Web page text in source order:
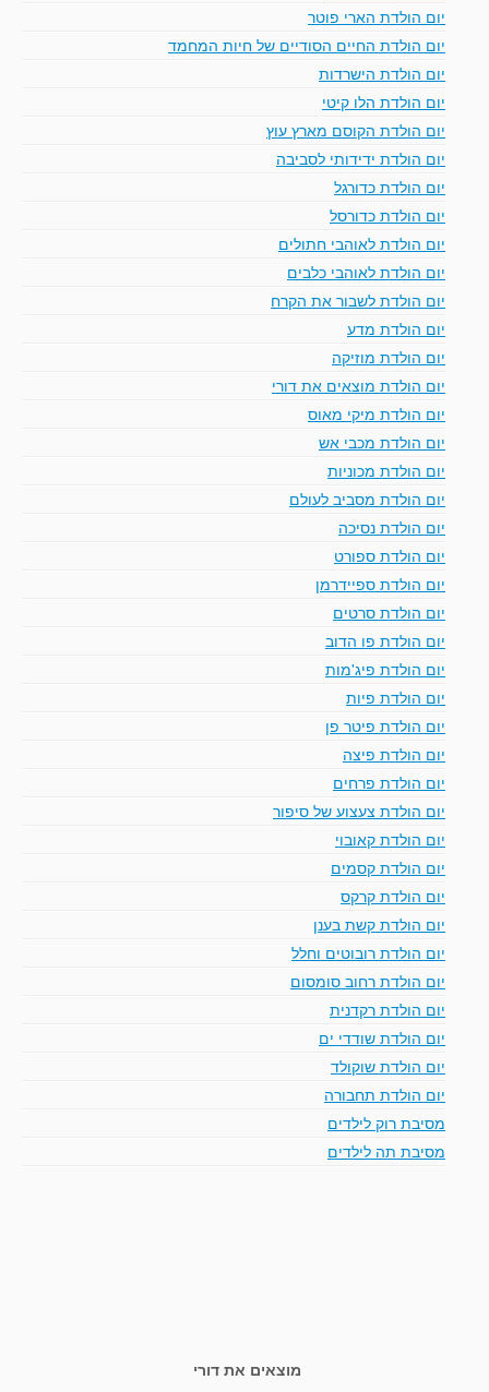
יום הולדת הארי פוטר
יום הולדת החיים הסודיים של חיות המחמד
יום הולדת הישרדות
יום הולדת הלו קיטי
יום הולדת הקוסם מארץ עוץ
יום הולדת ידידותי לסביבה
יום הולדת כדורגל
יום הולדת כדורסל
יום הולדת לאוהבי חתולים
יום הולדת לאוהבי כלבים
יום הולדת לשבור את הקרח
יום הולדת מדע
יום הולדת מוזיקה
יום הולדת מוצאים את דורי
יום הולדת מיקי מאוס
יום הולדת מכבי אש
יום הולדת מכוניות
יום הולדת מסביב לעולם
יום הולדת נסיכה
יום הולדת ספורט
יום הולדת ספיידרמן
יום הולדת סרטים
יום הולדת פו הדוב
יום הולדת פיג'מות
יום הולדת פיות
יום הולדת פיטר פן
יום הולדת פיצה
יום הולדת פרחים
יום הולדת צעצוע של סיפור
יום הולדת קאובוי
יום הולדת קסמים
יום הולדת קרקס
יום הולדת קשת בענן
יום הולדת רובוטים וחלל
יום הולדת רחוב סומסום
יום הולדת רקדנית
יום הולדת שודדי ים
יום הולדת שוקולד
יום הולדת תחבורה
מסיבת רוק לילדים
מסיבת תה לילדים
מוצאים את דורי